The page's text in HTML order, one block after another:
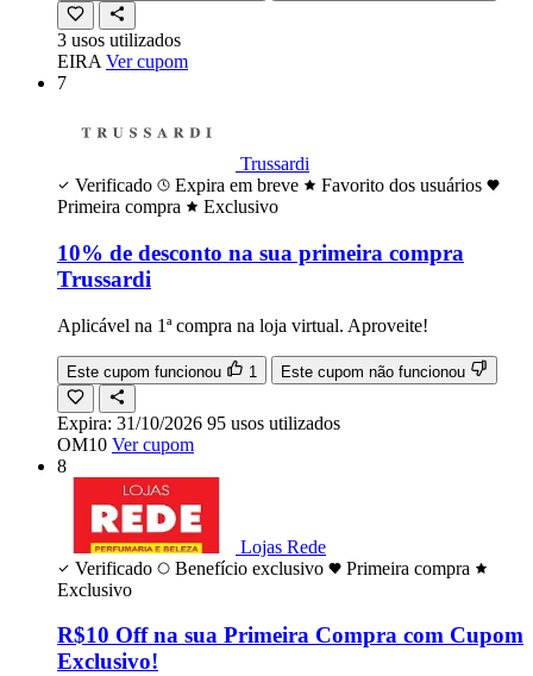
3 usos utilizados
EIRA Ver cupom
7
Trussardi
Verificado
Expira em breve
Favorito dos usuários
Primeira compra
Exclusivo
10% de desconto na sua primeira compra
Trussardi
Aplicável na 1ª compra na loja virtual. Aproveite!
Este cupom funcionou 1 Este cupom não funcionou
Expira: 31/10/2026 95 usos utilizados
OM10 Ver cupom
8
Lojas Rede
Verificado
Benefício exclusivo
Primeira compra
Exclusivo
R$10 Off na sua Primeira Compra com Cupom
Exclusivo!